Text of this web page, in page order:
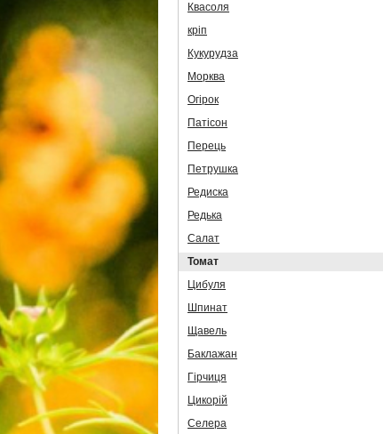
Квасоля
кріп
Кукурудза
Морква
Огірок
Патісон
Перець
Петрушка
Редиска
Редька
Салат
Томат
Цибуля
Шпинат
Щавель
Баклажан
Гірчиця
Цикорій
Селера